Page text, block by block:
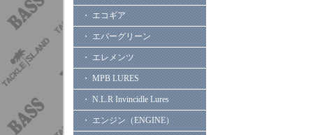
・ エコギア
・ エバーグリーン
・ エレメンツ
・ MPB LURES
・ N.L.R Invincidle Lures
・ エンジン（ENGINE）